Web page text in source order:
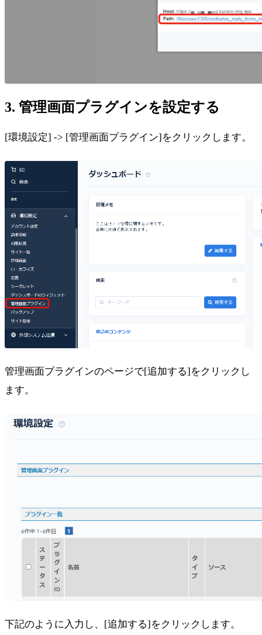
3. 管理画面プラグインを設定する
[環境設定] -> [管理画面プラグイン]をクリックします。
管理画面プラグインのページで[追加する]をクリックし
ます。
下記のように入力し、[追加する]をクリックします。